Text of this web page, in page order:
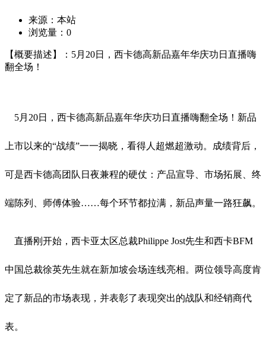
来源：本站
浏览量： 0
【概要描述】：5月20日，西卡德高新品嘉年华庆功日直播嗨
翻全场！
5月20日，西卡德高新品嘉年华庆功日直播嗨翻全场！新品
上市以来的“战绩”一一揭晓，看得人超燃超激动。成绩背后，
可是西卡德高团队日夜兼程的硬仗：产品宣导、市场拓展、终
端陈列、师傅体验……每个环节都拉满，新品声量一路狂飙。
直播刚开始，西卡亚太区总裁Philippe Jost先生和西卡BFM
中国总裁徐英先生就在新加坡会场连线亮相。两位领导高度肯
定了新品的市场表现，并表彰了表现突出的战队和经销商代
表。